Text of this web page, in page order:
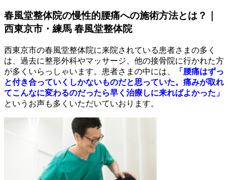
春風堂整体院の慢性的腰痛への施術方法とは？｜
西東京市・練馬 春風堂整体院
西東京市の春風堂整体院に来院されている患者さまの多く
は、過去に整形外科やマッサージ、他の接骨院に行かれた方
が多くいらっしゃいます。患者さまの中には、
「腰痛はずっ
と付き合っていくしかないものだと思っていた。痛みが取れ
てこんなに変わるのだったら早く治療しに来ればよかった」
というお声も多くいただいていおります。